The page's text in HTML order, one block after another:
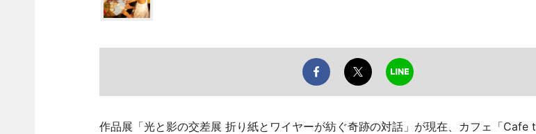
作品展「光と影の交差展 折り紙とワイヤーが紡ぐ奇跡の対話」が現在、カフェ「Cafe